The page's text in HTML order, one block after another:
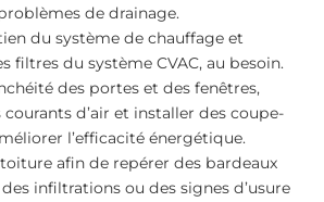
de drainage.
du système de chauffage et
filtres du système CVAC, au besoin.
des portes et des fenêtres,
d’air et installer des coupe-
l’efficacité énergétique.
afin de repérer des bardeaux
infiltrations ou des signes d’usure